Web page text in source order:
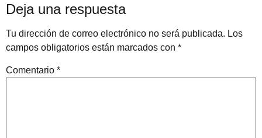
Deja una respuesta
Tu dirección de correo electrónico no será publicada. Los
campos obligatorios están marcados con *
Comentario *